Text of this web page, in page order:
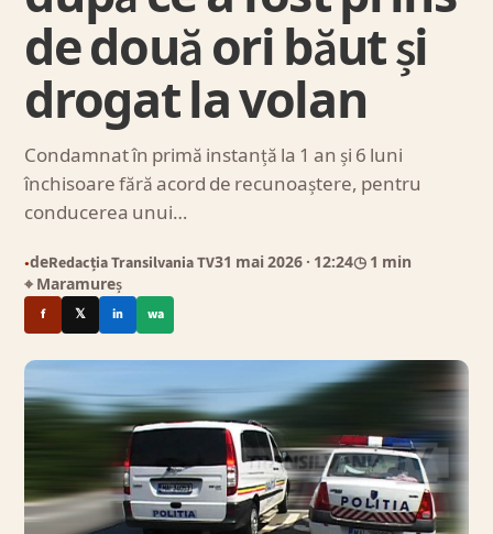
de două ori băut și
drogat la volan
Condamnat în primă instanță la 1 an și 6 luni
închisoare fără acord de recunoaștere, pentru
conducerea unui…
●deRedacția Transilvania TV31 mai 2026 · 12:24◷ 1 min
⌖ Maramureș
f 𝕏 in wa